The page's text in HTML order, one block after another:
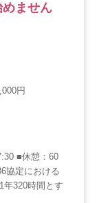
ません
円
■休憩：60
協定における
320時間とす